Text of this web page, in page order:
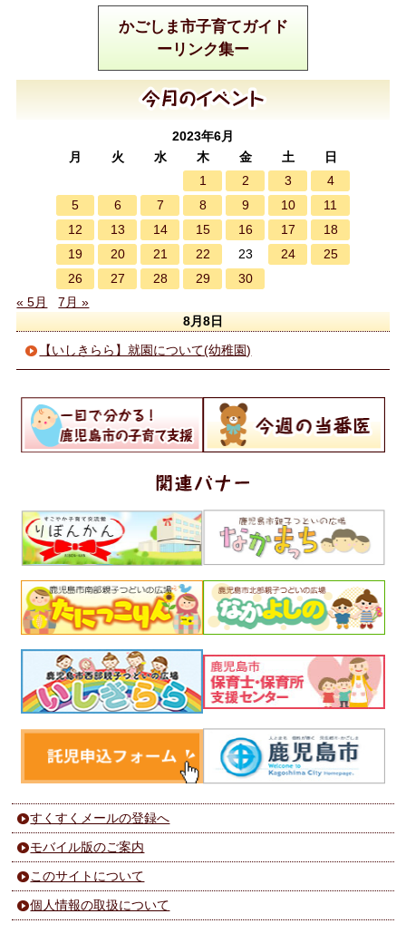
かごしま市子育てガイド
ーリンク集ー
2023年6月
月
火 水 木 金 土
日
1
2 3
4
5
6 7 8 9 10
11
12
13 14 15 16 17
18
19
20 21 22 23 24
25
26
27 28 29
30
« 5月
7月 »
8月8日
【いしきらら】就園について(幼稚園)
すくすくメールの登録へ
モバイル版のご案内
このサイトについて
個人情報の取扱について